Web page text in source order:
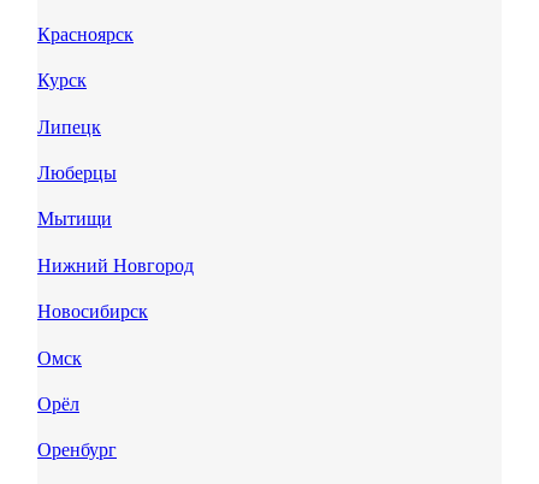
Красноярск
Курск
Липецк
Люберцы
Мытищи
Нижний Новгород
Новосибирск
Омск
Орёл
Оренбург